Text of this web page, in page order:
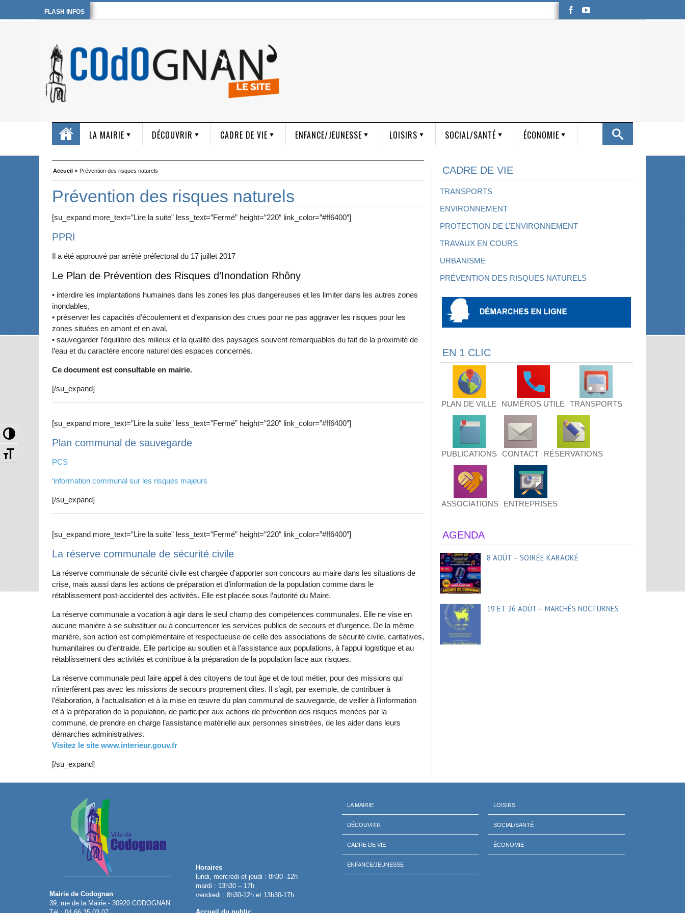
Passer en contraste élevé
Changer la taille de la police
FLASH INFOS
LA MAIRIE DÉCOUVRIR CADRE DE VIE ENFANCE/JEUNESSE LOISIRS SOCIAL/SANTÉ ÉCONOMIE
Accueil » Prévention des risques naturels
Prévention des risques naturels
[su_expand more_text=”Lire la suite” less_text=”Fermé” height=”220″ link_color=”#ff6400″]
PPRI
Il a été approuvé par arrêté préfectoral du 17 juillet 2017
Le Plan de Prévention des Risques d’Inondation Rhôny
• interdire les implantations humaines dans les zones les plus dangereuses et les limiter dans les autres zones
inondables,
• préserver les capacités d’écoulement et d’expansion des crues pour ne pas aggraver les risques pour les
zones situées en amont et en aval,
• sauvegarder l’équilibre des milieux et la qualité des paysages souvent remarquables du fait de la proximité de
l’eau et du caractère encore naturel des espaces concernés.
Ce document est consultable en mairie.
[/su_expand]
[su_expand more_text=”Lire la suite” less_text=”Fermé” height=”220″ link_color=”#ff6400″]
Plan communal de sauvegarde
PCS
‘information communal sur les risques majeurs
[/su_expand]
[su_expand more_text=”Lire la suite” less_text=”Fermé” height=”220″ link_color=”#ff6400″]
La réserve communale de sécurité civile
La réserve communale de sécurité civile est chargée d’apporter son concours au maire dans les situations de
crise, mais aussi dans les actions de préparation et d’information de la population comme dans le
rétablissement post-accidentel des activités. Elle est placée sous l’autorité du Maire.
La réserve communale a vocation à agir dans le seul champ des compétences communales. Elle ne vise en
aucune manière à se substituer ou à concurrencer les services publics de secours et d’urgence. De la même
manière, son action est complémentaire et respectueuse de celle des associations de sécurité civile, caritatives,
humanitaires ou d’entraide. Elle participe au soutien et à l’assistance aux populations, à l’appui logistique et au
rétablissement des activités et contribue à la préparation de la population face aux risques.
La réserve communale peut faire appel à des citoyens de tout âge et de tout métier, pour des missions qui
n’interfèrent pas avec les missions de secours proprement dites. Il s’agit, par exemple, de contribuer à
l’élaboration, à l’actualisation et à la mise en œuvre du plan communal de sauvegarde, de veiller à l’information
et à la préparation de la population, de participer aux actions de prévention des risques menées par la
commune, de prendre en charge l’assistance matérielle aux personnes sinistrées, de les aider dans leurs
démarches administratives.
Visitez le site www.interieur.gouv.fr
[/su_expand]
CADRE DE VIE
TRANSPORTS
ENVIRONNEMENT
PROTECTION DE L’ENVIRONNEMENT
TRAVAUX EN COURS
URBANISME
PRÉVENTION DES RISQUES NATURELS
EN 1 CLIC
PLAN DE VILLE NUMÉROS UTILE TRANSPORTS
PUBLICATIONS CONTACT RÉSERVATIONS
ASSOCIATIONS ENTREPRISES
AGENDA
8 AOÛT – SOIRÉE KARAOKÉ
19 ET 26 AOÛT – MARCHÉS NOCTURNES
Mairie de Codognan
39, rue de la Mairie - 30920 CODOGNAN
Horaires
lundi, mercredi et jeudi : 8h30 -12h
mardi : 13h30 – 17h
vendredi : 8h30-12h et 13h30-17h
LA MAIRIE
DÉCOUVRIR
CADRE DE VIE
ENFANCE/JEUNESSE
LOISIRS
SOCIAL/SANTÉ
ÉCONOMIE